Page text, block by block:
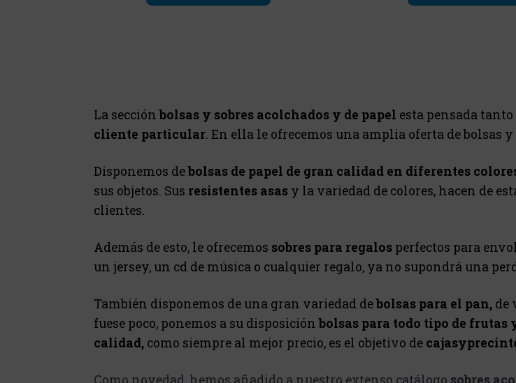
La secciónbolsas y sobres acolchados y de papel esta pensada
cliente particular. En ella le ofrecemos una amplia oferta de bolsas
Disponemos debolsas de papel de gran calidad en diferentes
sus objetos. Sus resistentes asas y la variedad de colores, hacen de
clientes.
Además de esto, le ofrecemos sobres para regalos perfectos para
un jersey, un cd de música o cualquier regalo, ya no supondrá una
También disponemos de una gran variedad debolsas para el pan, de
fuese poco, ponemos a su disposiciónbolsas para todo tipo de frutas
calidad, como siempre al mejor precio, es el objetivo de